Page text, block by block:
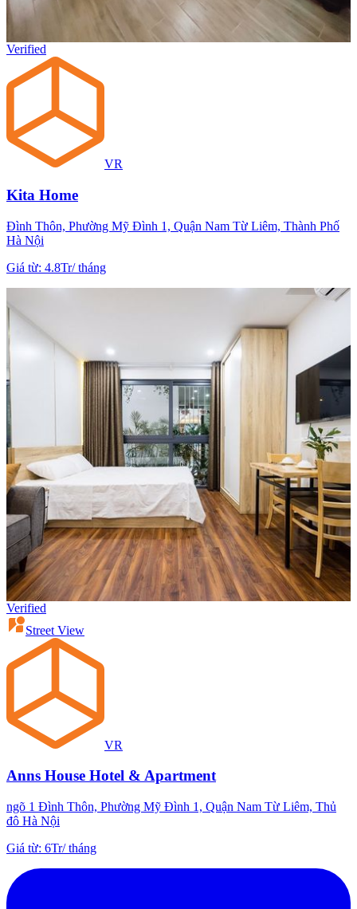
Verified
VR
Kita Home
Đình Thôn, Phường Mỹ Đình 1, Quận Nam Từ Liêm, Thành Phố
Hà Nội
Giá từ: 4.8Tr/tháng
Verified
Street View
VR
Anns House Hotel & Apartment
ngõ 1 Đình Thôn, Phường Mỹ Đình 1, Quận Nam Từ Liêm, Thủ
đô Hà Nội
Giá từ: 6Tr/tháng